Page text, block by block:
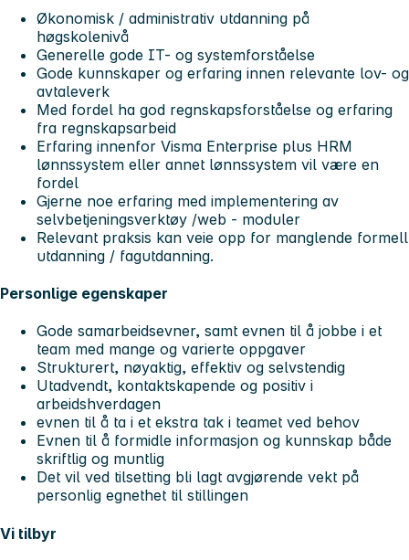
Økonomisk / administrativ utdanning på
høgskolenivå
Generelle gode IT- og systemforståelse
Gode kunnskaper og erfaring innen relevante lov- og
avtaleverk
Med fordel ha god regnskapsforståelse og erfaring
fra regnskapsarbeid
Erfaring innenfor Visma Enterprise plus HRM
lønnssystem eller annet lønnssystem vil være en
fordel
Gjerne noe erfaring med implementering av
selvbetjeningsverktøy /web - moduler
Relevant praksis kan veie opp for manglende formell
utdanning / fagutdanning.
Personlige egenskaper
Gode samarbeidsevner, samt evnen til å jobbe i et
team med mange og varierte oppgaver
Strukturert, nøyaktig, effektiv og selvstendig
Utadvendt, kontaktskapende og positiv i
arbeidshverdagen
evnen til å ta i et ekstra tak i teamet ved behov
Evnen til å formidle informasjon og kunnskap både
skriftlig og muntlig
Det vil ved tilsetting bli lagt avgjørende vekt på
personlig egnethet til stillingen
Vi tilbyr